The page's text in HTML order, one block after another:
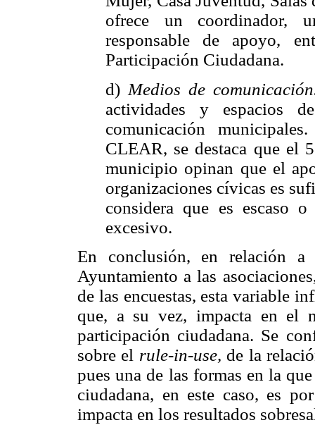
ofrece un coordinador,
responsable de apoyo,
Participación Ciudadana.
d) Medios de
actividades y espacios
comunicación
CLEAR, se destaca que el
municipio opinan que el
organizaciones cívicas es
considera que es escaso
excesivo.
En conclusión, en relación
Ayuntamiento a las
de las encuestas, esta variable
que, a su vez, impacta en el
participación ciudadana. Se
sobre el rule-in-use, de la
pues una de las formas en la
ciudadana, en este caso, es
impacta en los resultados